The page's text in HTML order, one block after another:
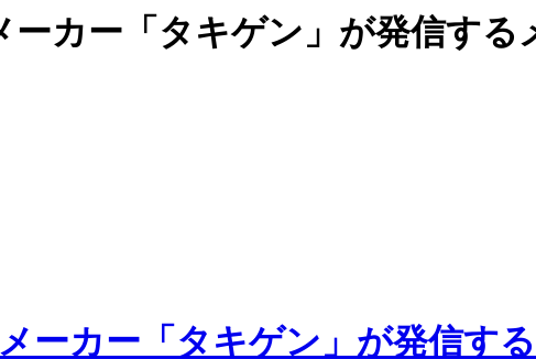
カー「タキゲン」が発信する